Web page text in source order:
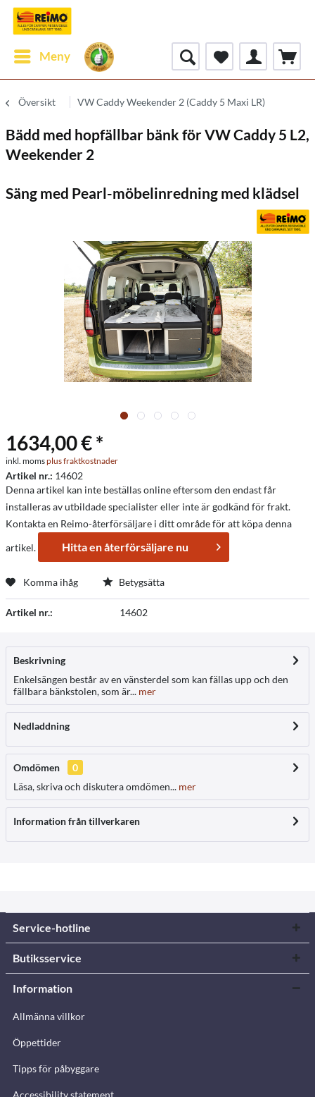
Meny
Översikt VW Caddy Weekender 2 (Caddy 5 Maxi LR)
Bädd med hopfällbar bänk för VW Caddy 5 L2,
Weekender 2
Säng med Pearl-möbelinredning med klädsel
1634,00 € *
inkl. momsplus fraktkostnader
Artikel nr.: 14602
Denna artikel kan inte beställas online eftersom den endast får
installeras av utbildade specialister eller inte är godkänd för frakt.
Kontakta en Reimo-återförsäljare i ditt område för att köpa denna
artikel.
Hitta en återförsäljare nu
Komma ihåg Betygsätta
Artikel nr.: 14602
Beskrivning
Enkelsängen består av en vänsterdel som kan fällas upp och den
fällbara bänkstolen, som är... mer
Nedladdning
Omdömen
0
Läsa, skriva och diskutera omdömen... mer
Information från tillverkaren
Service-hotline
Butiksservice
Information
Allmänna villkor
Öppettider
Tipps för påbyggare
Accessibility statement